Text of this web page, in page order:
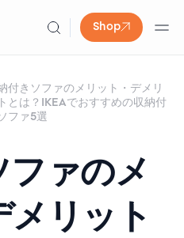
Shop
付きソファのメリット・デメリ
とは？IKEAでおすすめの収納付
ファ5選
ファのメ
メリット